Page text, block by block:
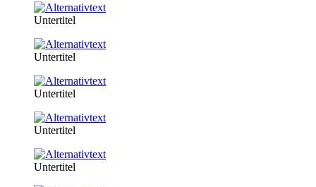
Untertitel
Untertitel
Untertitel
Untertitel
Untertitel